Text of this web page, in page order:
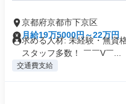
京都府京都市下京区
月給19万5000円～22万円
求める人材: 未経験・無資
スタッフ多数！ ￣￣V￣...
交通費支給